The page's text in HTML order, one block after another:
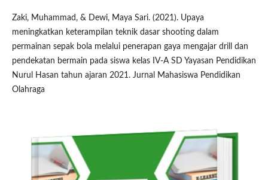
Zaki, Muhammad, & Dewi, Maya Sari. (2021). Upaya
meningkatkan keterampilan teknik dasar shooting dalam
permainan sepak bola melalui penerapan gaya mengajar drill dan
pendekatan bermain pada siswa kelas IV-A SD Yayasan Pendidikan
Nurul Hasan tahun ajaran 2021. Jurnal Mahasiswa Pendidikan
Olahraga